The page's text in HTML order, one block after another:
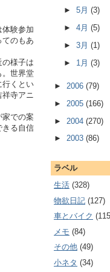
験参加
てのもあ
様子は
。世界堂
行くとい
寺アニ
での案
きる自信
► 5月 (3)
► 4月 (5)
► 3月 (1)
► 1月 (3)
► 2006 (79)
► 2005 (166)
► 2004 (270)
► 2003 (86)
ラベル
生活 (328)
物欲日記 (127)
車とバイク
メモ (84)
その他 (49)
小ネタ (34)